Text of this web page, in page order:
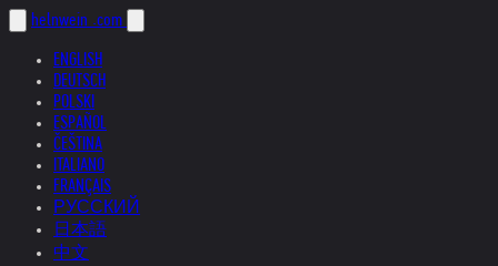
helnwein .com
ENGLISH
DEUTSCH
POLSKI
ESPAÑOL
ČEŠTINA
ITALIANO
FRANÇAIS
РУССКИЙ
日本語
中文